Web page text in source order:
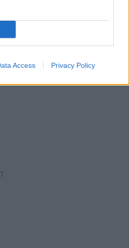
Access Privacy Policy